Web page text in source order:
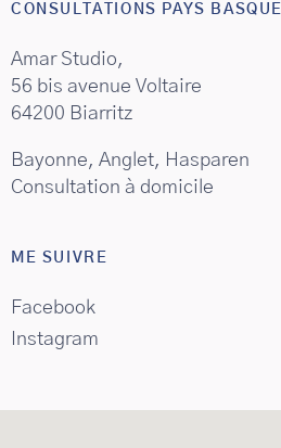
CONSULTATIONS PAYS BASQUE
Amar Studio,
56 bis avenue Voltaire
64200 Biarritz
Bayonne, Anglet, Hasparen
Consultation à domicile
ME SUIVRE
Facebook
Instagram